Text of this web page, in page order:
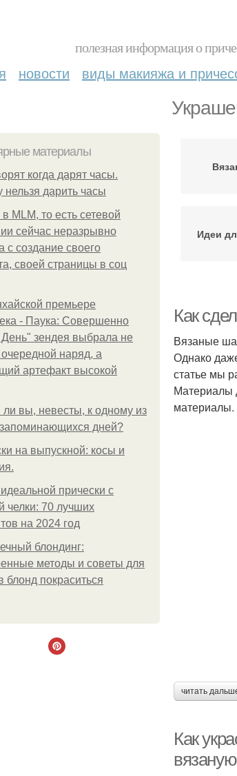
полезная информация о
новости виды макияжа и
материалы
когда дарят часы.
нельзя дарить часы
MLM, то есть сетевой
сейчас неразрывно
с создание своего
своей страницы в соц
премьере
- Паука: Совершенно
зендея выбрала не
очередной наряд, а
артефакт высокой
ли вы, невесты, к одному из
дней?
на выпускной: косы и
прически с
челки: 70 лучших
на 2024 год
блондинг:
методы и советы для
блонд покраситься
Идеи
Шапка
Как
Вязаные
Однако
статье мы
Материалы
материалы.
читать
Как